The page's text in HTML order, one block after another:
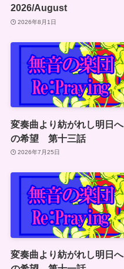
2026/August
2026年8月1日
変奏曲より紡がれし明日へ
の希望 第十三話
2026年7月25日
変奏曲より紡がれし明日へ